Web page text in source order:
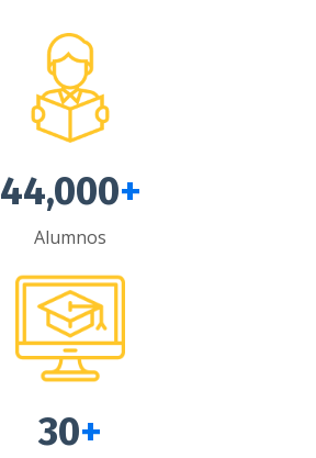
44,000+
Alumnos
30+